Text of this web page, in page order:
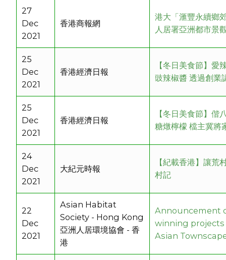
27
Dec
2021
香港商報網
港大「滙豐永續鄉
人居署亞洲都市景
25
Dec
2021
香港經濟日報
【冬日美食節】愛
豉辣椒醬 透過創業
25
Dec
2021
香港經濟日報
【冬日美食節】偕
糖燉檸檬 檔主冀將
24
Dec
2021
大紀元時報
【紀載香港】讓荒
村記
22
Dec
2021
Asian Habitat
Society - Hong Kong
亞洲人居環境協會 - 香
港
Announcement
winning projects
Asian